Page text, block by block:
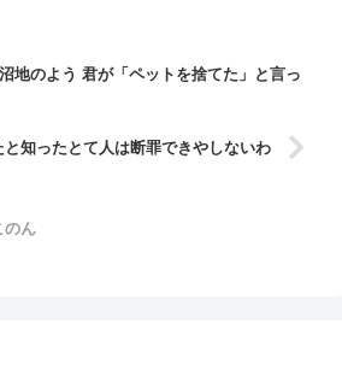
地のよう 君が「ペットを捨てた」と言っ
知ったとて人は断罪できやしないわ
のん